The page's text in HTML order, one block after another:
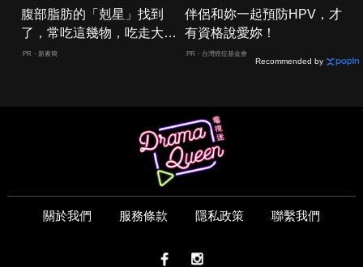
腹部脂肪的「剋星」找到
了，常吃這幾物，吃走大肚
囊，瘦出小蠻腰
PR・新素簡
伴侶和妳一起預防HPV，才
有資格說愛妳！
PR・台灣癌症基金會
Recommended by
關於我們 服務條款 隱私政策 聯繫我們